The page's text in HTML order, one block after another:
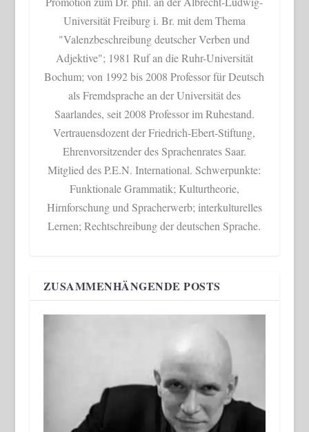
Universität Freiburg i. Br. mit dem Thema
"Valenzbeschreibung deutscher Verben und
Adjektive"; 1981 Ruf an die Ruhr-Universität
Bochum; von 1992 bis 2008 Professor für Deutsch
als Fremdsprache an der Universität des
Saarlandes, seit 2008 Professor im Ruhestand.
Vertrauensdozent der Friedrich-Ebert-Stiftung,
Ehrenvorsitzender des Sprachenrates Saar.
Mitglied des P.E.N. International. Schwerpunkte:
Funktionale Grammatik; Kulturtheorie,
Hirnforschung und Spracherwerb; interkulturelles
Lernen; Rechtschreibung der deutschen Sprache.
ZUSAMMENHÄNGENDE POSTS